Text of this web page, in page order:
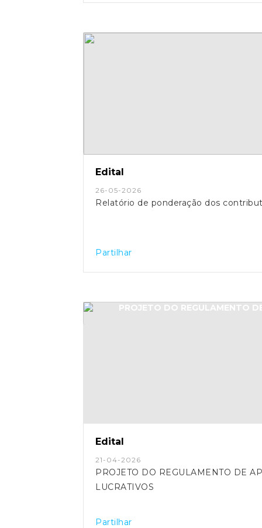
Edital
26-05-2026
Relatório de ponderação dos
Partilhar
Edital
21-04-2026
PROJETO DO REGULAMENTO DE
LUCRATIVOS
Partilhar